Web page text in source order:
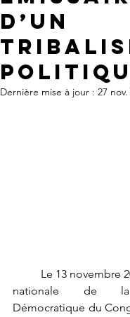
d’un
Dernière mise à jour : 27 nov.
nationale de la
Démocratique du